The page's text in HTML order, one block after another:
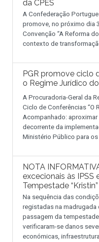
da CPES
A Confederação
promove, no próximo dia
Convenção “A Reforma
contexto de
PGR promove ciclo
o Regime Jurídico
A Procuradoria-Geral da
Ciclo de Conferências “O
Acompanhado:
decorrente da
Ministério Público para
NOTA
excecionais às IPSS
Tempestade “Kristin”
Na sequência das
registadas na madrugada
passagem da
verificaram-se danos
económicas,